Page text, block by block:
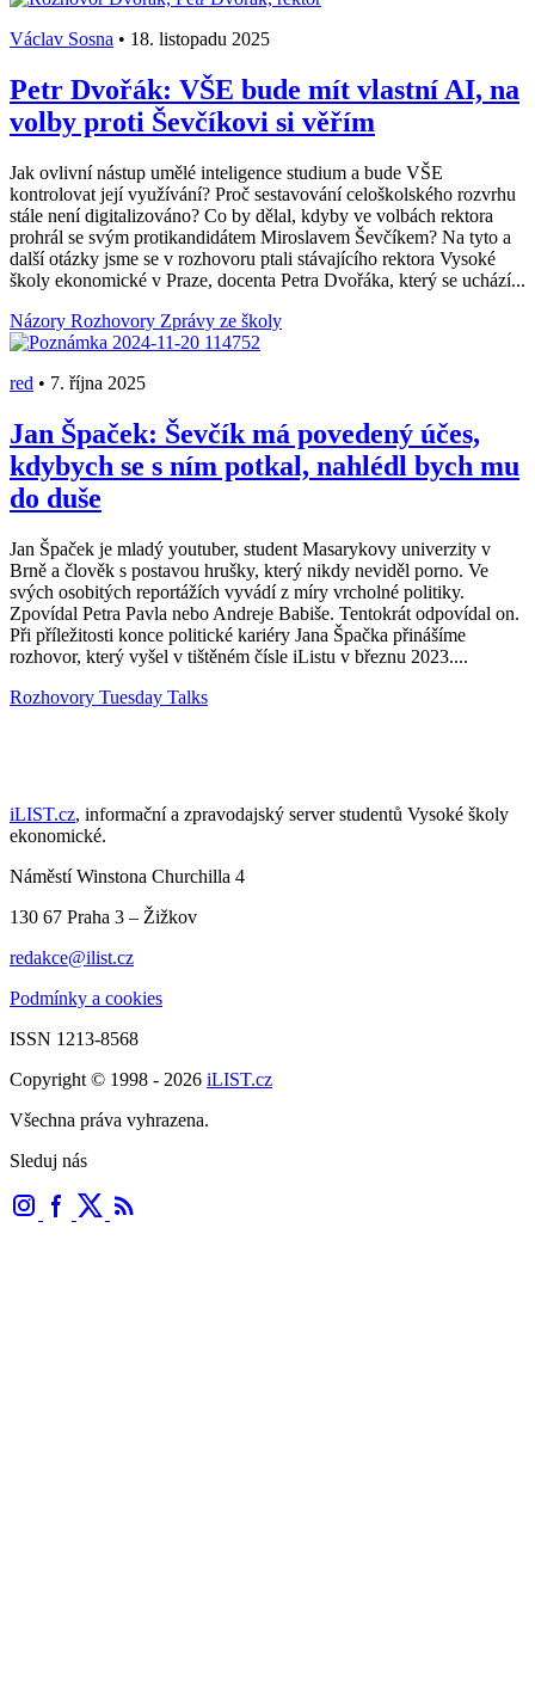
Václav Sosna • 18. listopadu 2025
Petr Dvořák: VŠE bude mít vlastní AI, na
volby proti Ševčíkovi si věřím
Jak ovlivní nástup umělé inteligence studium a bude VŠE
kontrolovat její využívání? Proč sestavování celoškolského rozvrhu
stále není digitalizováno? Co by dělal, kdyby ve volbách rektora
prohrál se svým protikandidátem Miroslavem Ševčíkem? Na tyto a
další otázky jsme se v rozhovoru ptali stávajícího rektora Vysoké
školy ekonomické v Praze, docenta Petra Dvořáka, který se uchází...
Názory Rozhovory Zprávy ze školy
red • 7. října 2025
Jan Špaček: Ševčík má povedený účes,
kdybych se s ním potkal, nahlédl bych mu
do duše
Jan Špaček je mladý youtuber, student Masarykovy univerzity v
Brně a člověk s postavou hrušky, který nikdy neviděl porno. Ve
svých osobitých reportážích vyvádí z míry vrcholné politiky.
Zpovídal Petra Pavla nebo Andreje Babiše. Tentokrát odpovídal on.
Při příležitosti konce politické kariéry Jana Špačka přinášíme
rozhovor, který vyšel v tištěném čísle iListu v březnu 2023....
Rozhovory Tuesday Talks
iLIST.cz, informační a zpravodajský server studentů Vysoké školy
ekonomické.
Náměstí Winstona Churchilla 4
130 67 Praha 3 – Žižkov
redakce@ilist.cz
Podmínky a cookies
ISSN 1213-8568
Copyright © 1998 - 2026 iLIST.cz
Všechna práva vyhrazena.
Sleduj nás